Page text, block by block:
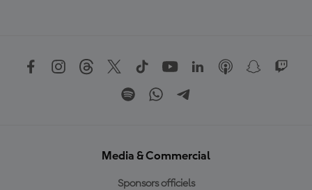
Media & Commercial
Sponsors officiels